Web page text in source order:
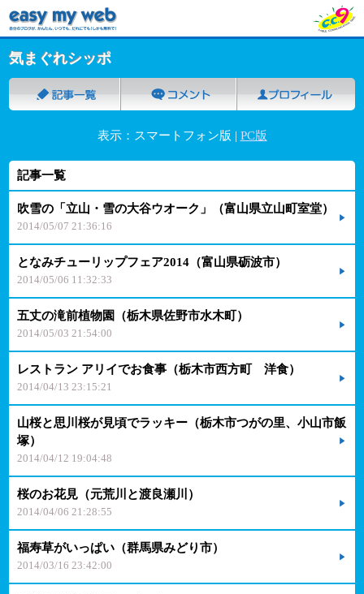
気まぐれシッポ
表示：スマートフォン版 | PC版
記事一覧
吹雪の「立山・雪の大谷ウオーク」（富山県立山町室堂）
2014/05/07 21:36:16
となみチューリップフェア2014（富山県砺波市）
2014/05/06 11:32:33
五丈の滝前植物園（栃木県佐野市水木町）
2014/05/03 21:54:00
レストラン アリイでお食事（栃木市西方町 洋食）
2014/04/13 23:15:21
山桜と思川桜が見頃でラッキー（栃木市つがの里、小山市飯
塚）
2014/04/12 19:04:48
桜のお花見（元荒川と渡良瀬川）
2014/04/06 21:28:55
福寿草がいっぱい（群馬県みどり市）
2014/03/16 23:42:00